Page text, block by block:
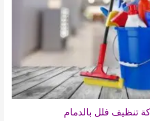
تنظيف فلل بالدمام